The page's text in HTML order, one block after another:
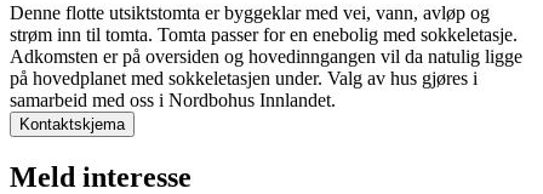
Denne flotte utsiktstomta er byggeklar med vei, vann, avløp og
strøm inn til tomta. Tomta passer for en enebolig med sokkeletasje.
Adkomsten er på oversiden og hovedinngangen vil da natulig ligge
på hovedplanet med sokkeletasjen under. Valg av hus gjøres i
samarbeid med oss i Nordbohus Innlandet.
Kontaktskjema
Meld interesse